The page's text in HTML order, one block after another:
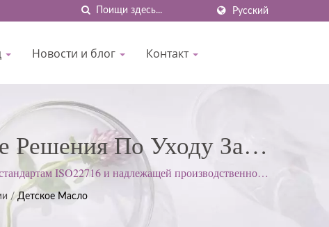
Русский
Новости и блог Контакт
Решения По Уходу За
За Телом И Многое
ISO22716 и надлежащей производственной
клиентов.
/ Детское Масло